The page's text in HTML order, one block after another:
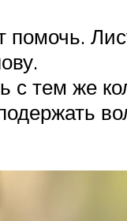
помочь.
тем же